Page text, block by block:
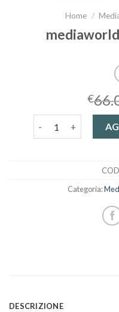
Home /
€
Categoria:
DESCRIZIONE